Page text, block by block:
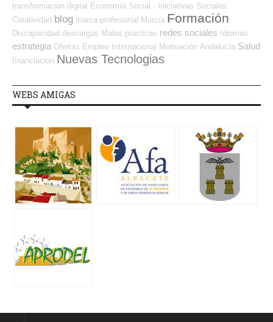
transformación digital Economía Social - Iniciativas Sociales
Creatividad blog marca profesional Murcia Formación
Discapacidad descargas Malas prácticas redes sociales Idiomas
estrategia Ofertas Empleo Internacional Motivación Andalucía Salud
financiación Nuevas Tecnologias
WEBS AMIGAS